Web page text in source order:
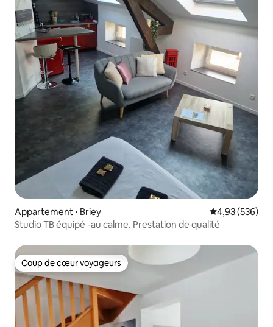
Appartement ⋅ Briey Évaluation
4,93 (536)
Studio TB équipé -au calme. Prestation de qualité
Coup de cœur voyageurs
Coup de cœur voyageurs